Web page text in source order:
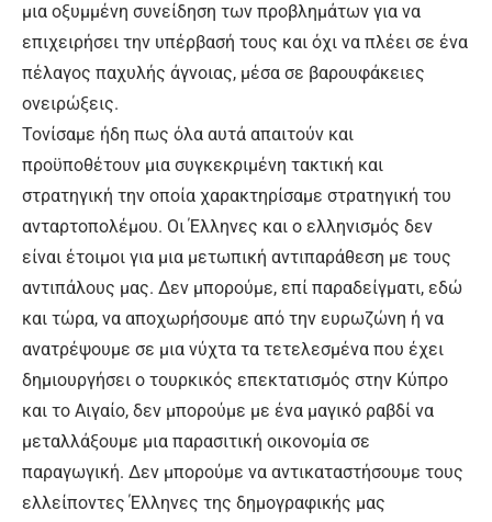
μια οξυμμένη συνείδηση των προβλημάτων για να
επιχειρήσει την υπέρβασή τους και όχι να πλέει σε ένα
πέλαγος παχυλής άγνοιας, μέσα σε βαρουφάκειες
ονειρώξεις.
Τονίσαμε ήδη πως όλα αυτά απαιτούν και
προϋποθέτουν μια συγκεκριμένη τακτική και
στρατηγική την οποία χαρακτηρίσαμε στρατηγική του
ανταρτοπολέμου. Οι Έλληνες και ο ελληνισμός δεν
είναι έτοιμοι για μια μετωπική αντιπαράθεση με τους
αντιπάλους μας. Δεν μπορούμε, επί παραδείγματι, εδώ
και τώρα, να αποχωρήσουμε από την ευρωζώνη ή να
ανατρέψουμε σε μια νύχτα τα τετελεσμένα που έχει
δημιουργήσει ο τουρκικός επεκτατισμός στην Κύπρο
και το Αιγαίο, δεν μπορούμε με ένα μαγικό ραβδί να
μεταλλάξουμε μια παρασιτική οικονομία σε
παραγωγική. Δεν μπορούμε να αντικαταστήσουμε τους
ελλείποντες Έλληνες της δημογραφικής μας